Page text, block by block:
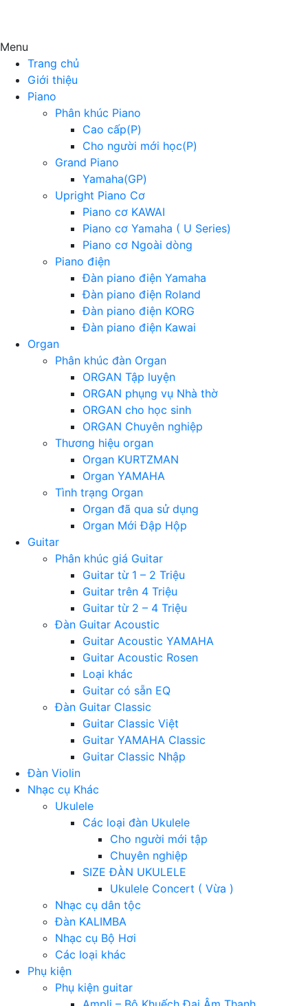
Menu
Trang chủ
Giới thiệu
Piano
Phân khúc Piano
Cao cấp(P)
Cho người mới học(P)
Grand Piano
Yamaha(GP)
Upright Piano Cơ
Piano cơ KAWAI
Piano cơ Yamaha ( U Series)
Piano cơ Ngoài dòng
Piano điện
Đàn piano điện Yamaha
Đàn piano điện Roland
Đàn piano điện KORG
Đàn piano điện Kawai
Organ
Phân khúc đàn Organ
ORGAN Tập luyện
ORGAN phụng vụ Nhà thờ
ORGAN cho học sinh
ORGAN Chuyên nghiệp
Thương hiệu organ
Organ KURTZMAN
Organ YAMAHA
Tình trạng Organ
Organ đã qua sử dụng
Organ Mới Đập Hộp
Guitar
Phân khúc giá Guitar
Guitar từ 1 – 2 Triệu
Guitar trên 4 Triệu
Guitar từ 2 – 4 Triệu
Đàn Guitar Acoustic
Guitar Acoustic YAMAHA
Guitar Acoustic Rosen
Loại khác
Guitar có sẵn EQ
Đàn Guitar Classic
Guitar Classic Việt
Guitar YAMAHA Classic
Guitar Classic Nhập
Đàn Violin
Nhạc cụ Khác
Ukulele
Các loại đàn Ukulele
Cho người mới tập
Chuyên nghiệp
SIZE ĐÀN UKULELE
Ukulele Concert ( Vừa )
Nhạc cụ dân tộc
Đàn KALIMBA
Nhạc cụ Bộ Hơi
Các loại khác
Phụ kiện
Phụ kiện guitar